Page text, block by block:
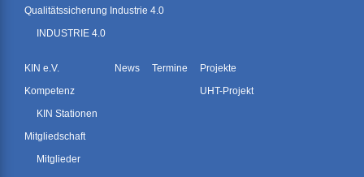
Qualitätssicherung Industrie 4.0
INDUSTRIE 4.0
KIN e.V.
Kompetenz
KIN Stationen
Mitgliedschaft
Mitglieder
News Termine
Projekte
UHT-Projekt